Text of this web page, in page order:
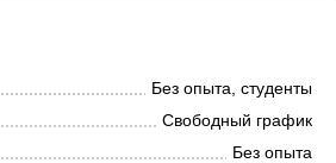
Без опыта, студенты
Свободный график
Без опыта